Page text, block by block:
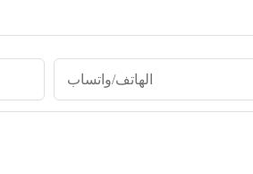
الهاتف/واتساب